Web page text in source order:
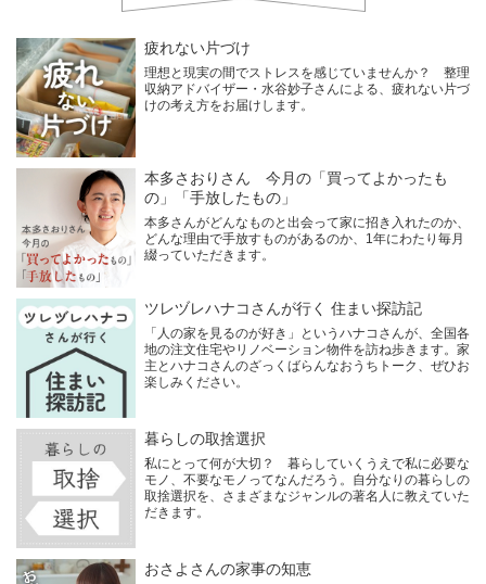
疲れない片づけ
理想と現実の間でストレスを感じていませんか？ 整理
収納アドバイザー・水谷妙子さんによる、疲れない片づ
けの考え方をお届けします。
本多さおりさん 今月の「買ってよかったも
の」「手放したもの」
本多さんがどんなものと出会って家に招き入れたのか、
どんな理由で手放すものがあるのか、1年にわたり毎月
綴っていただきます。
ツレヅレハナコさんが行く 住まい探訪記
「人の家を見るのが好き」というハナコさんが、全国各
地の注文住宅やリノベーション物件を訪ね歩きます。家
主とハナコさんのざっくばらんなおうちトーク、ぜひお
楽しみください。
暮らしの取捨選択
私にとって何が大切？ 暮らしていくうえで私に必要な
モノ、不要なモノってなんだろう。自分なりの暮らしの
取捨選択を、さまざまなジャンルの著名人に教えていた
だきます。
おさよさんの家事の知恵